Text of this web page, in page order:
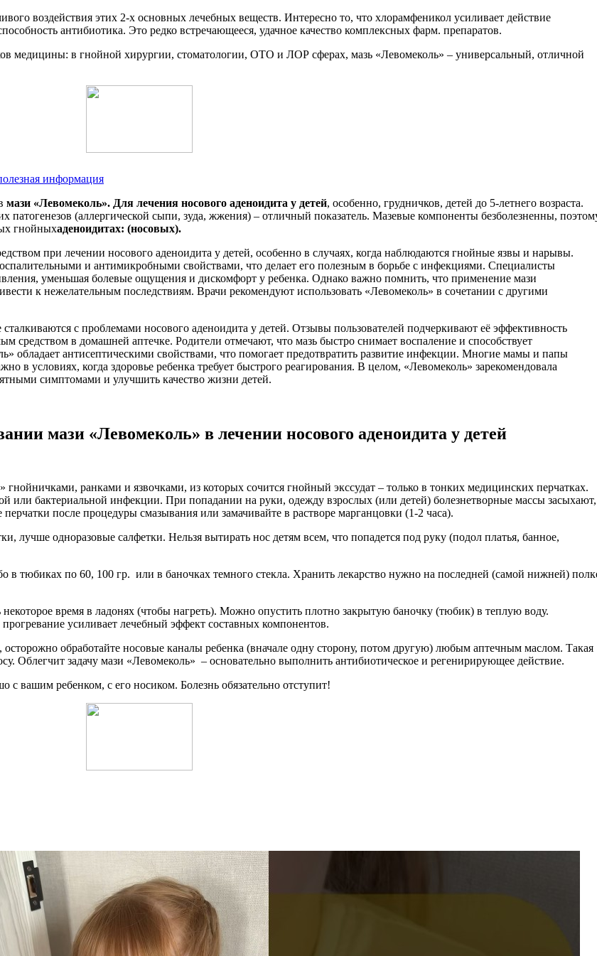
воздействия этих 2-х основных лечебных веществ. Интересно то, что хлорамфеникол усиливает действие
антибиотика. Это редко встречающееся, удачное качество комплексных фарм. препаратов.
медицины: в гнойной хирургии, стоматологии, ОТО и ЛОР сферах, мазь «Левомеколь» – универсальный, отличной
информация
мази «Левомеколь». Для лечения носового аденоидита у детей, особенно, грудничков, детей до 5-летнего возраста.
патогенезов (аллергической сыпи, зуда, жжения) – отличный показатель. Мазевые компоненты безболезненны,
гнойныхаденоидитах: (носовых).
при лечении носового аденоидита у детей, особенно в случаях, когда наблюдаются гнойные язвы и нарывы.
и антимикробными свойствами, что делает его полезным в борьбе с инфекциями. Специалисты
уменьшая болевые ощущения и дискомфорт у ребенка. Однако важно помнить, что применение мази
к нежелательным последствиям. Врачи рекомендуют использовать «Левомеколь» в сочетании с другими
с проблемами носового аденоидита у детей. Отзывы пользователей подчеркивают её эффективность
средством в домашней аптечке. Родители отмечают, что мазь быстро снимает воспаление и способствует
обладает антисептическими свойствами, что помогает предотвратить развитие инфекции. Многие мамы и папы
в условиях, когда здоровье ребенка требует быстрого реагирования. В целом, «Левомеколь» зарекомендовала
симптомами и улучшить качество жизни детей.
мази «Левомеколь» в лечении носового аденоидита у детей
гнойничками, ранками и язвочками, из которых сочится гнойный экссудат – только в тонких медицинских перчатках.
или бактериальной инфекции. При попадании на руки, одежду взрослых (или детей) болезнетворные массы засыхают,
после процедуры смазывания или замачивайте в растворе марганцовки (1-2 часа).
лучше одноразовые салфетки. Нельзя вытирать нос детям всем, что попадется под руку (подол платья, банное,
в тюбиках по 60, 100 гр. или в баночках темного стекла. Хранить лекарство нужно на последней (самой нижней)
время в ладонях (чтобы нагреть). Можно опустить плотно закрытую баночку (тюбик) в теплую воду.
усиливает лечебный эффект составных компонентов.
обработайте носовые каналы ребенка (вначале одну сторону, потом другую) любым аптечным маслом. Такая
Облегчит задачу мази «Левомеколь» – основательно выполнить антибиотическое и регенирирующее действие.
вашим ребенком, с его носиком. Болезнь обязательно отступит!